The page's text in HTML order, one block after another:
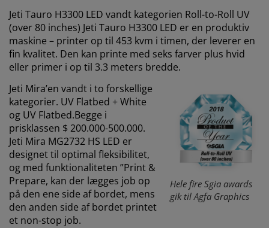
Jeti Tauro H3300 LED vandt kategorien Roll-to-Roll UV
(over 80 inches) Jeti Tauro H3300 LED er en produktiv
maskine – printer op til 453 kvm i timen, der leverer en
fin kvalitet. Den kan printe med seks farver plus hvid
eller primer i op til 3.3 meters bredde.
Hele fire Sgia awards
gik til Agfa Graphics
Jeti Mira’en vandt i to forskellige
kategorier. UV Flatbed + White
og UV Flatbed.Begge i
prisklassen $ 200.000-500.000.
Jeti Mira MG2732 HS LED er
designet til optimal fleksibilitet,
og med funktionaliteten ”Print &
Prepare, kan der lægges job op
på den ene side af bordet, mens
den anden side af bordet printet
et non-stop job.